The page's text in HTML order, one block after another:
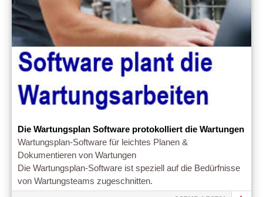
Die Wartungsplan Software protokolliert die Wartungen
Wartungsplan-Software für leichtes Planen &
Dokumentieren von Wartungen
Die Wartungsplan-Software ist speziell auf die Bedürfnisse
von Wartungsteams zugeschnitten.